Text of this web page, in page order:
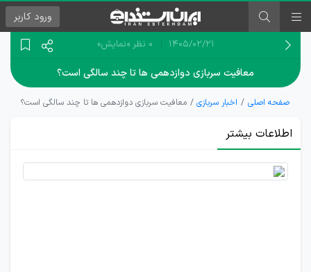
ورود کاربر
۱۴۰۵/۰۲/۲۱ 0 نظر «نمایش»
معافیت سربازی دوازدهمی ها تا چند سالگی است؟
صفحه اصلی اخبار سربازی معافیت سربازی دوازدهمی ها تا چند سالگی است؟
اطلاعات بیشتر
اعلام